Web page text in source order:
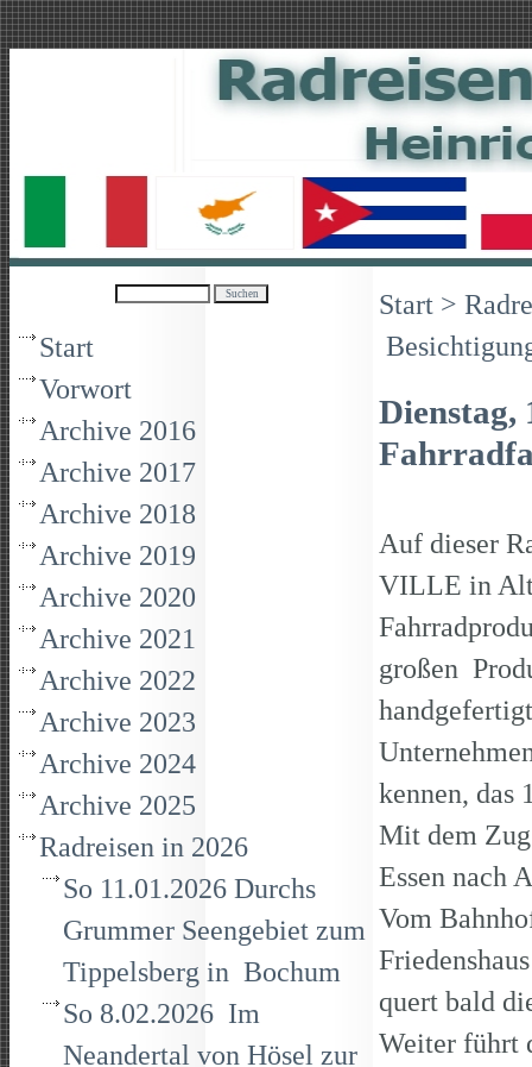
Start
Vorwort
Archive 2016
Archive 2017
Archive 2018
Archive 2019
Archive 2020
Archive 2021
Archive 2022
Archive 2023
Archive 2024
Archive 2025
Radreisen in 2026
So 11.01.2026 Durchs
Grummer Seengebiet zum
Tippelsberg in Bochum
So 8.02.2026 Im
Neandertal von Hösel zur
Start >
Auf dieser
VILLE in
großen
kennen, das
Mit dem
Essen
Vom
quert bald
Weiter führt